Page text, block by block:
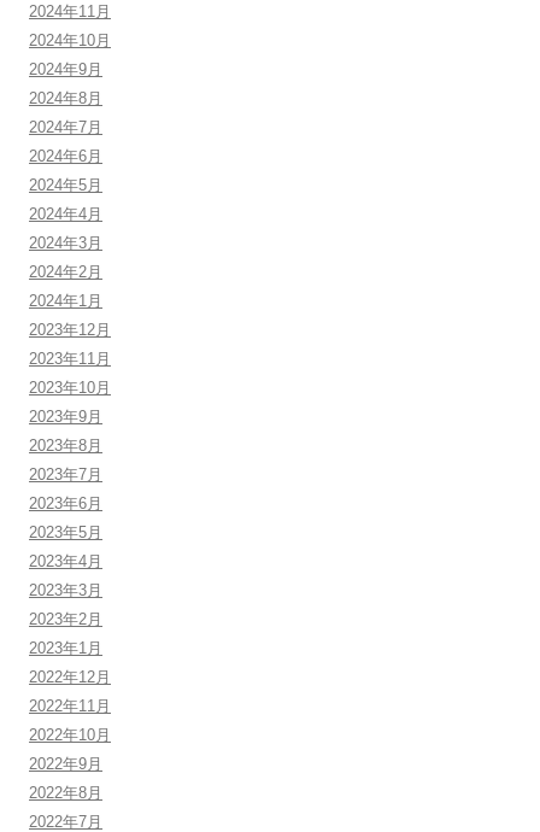
2024年11月
2024年10月
2024年9月
2024年8月
2024年7月
2024年6月
2024年5月
2024年4月
2024年3月
2024年2月
2024年1月
2023年12月
2023年11月
2023年10月
2023年9月
2023年8月
2023年7月
2023年6月
2023年5月
2023年4月
2023年3月
2023年2月
2023年1月
2022年12月
2022年11月
2022年10月
2022年9月
2022年8月
2022年7月